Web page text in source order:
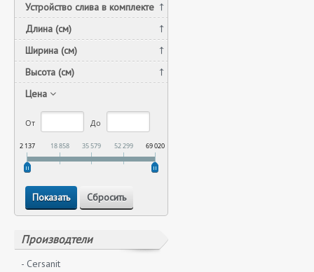
Устройство слива в комплекте
Длина (см)
Ширина (см)
Высота (см)
Цена
От До
2 137 18 858 35 579 52 299 69 020
Производтели
- Cersanit